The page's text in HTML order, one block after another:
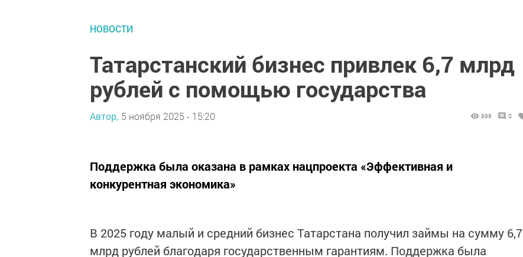
НОВОСТИ
Татарстанский бизнес привлек 6,7 млрд
рублей с помощью государства
Автор, 5 ноября 2025 - 15:20 899 0
Поддержка была оказана в рамках нацпроекта «Эффективная и
конкурентная экономика»
В 2025 году малый и средний бизнес Татарстана получил займы на сумму 6,7
млрд рублей благодаря государственным гарантиям. Поддержка была